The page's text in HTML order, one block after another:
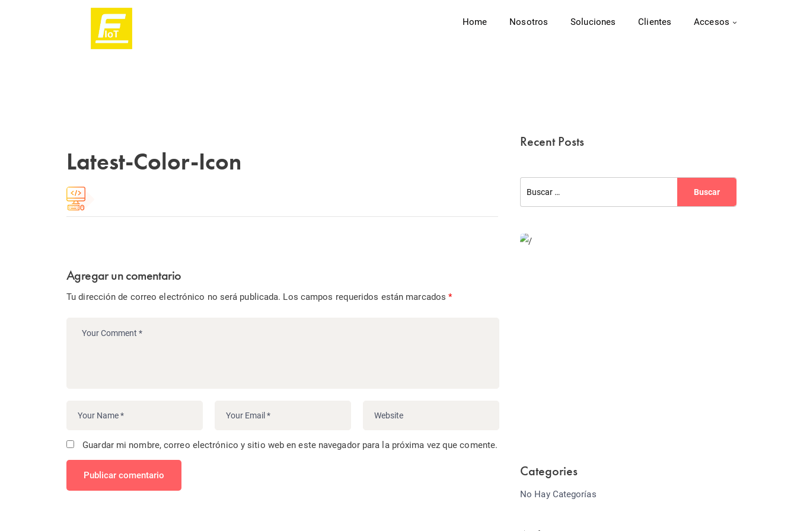
Home Nosotros Soluciones Clientes Accesos
Latest-Color-Icon
Agregar un comentario
Tu dirección de correo electrónico no será publicada. Los campos requeridos están marcados*
Guardar mi nombre, correo electrónico y sitio web en este navegador para la próxima vez que comente.
Publicar comentario
Recent Posts
Categories
No Hay Categorías